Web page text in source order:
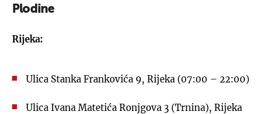
Plodine
Rijeka:
Ulica Stanka Frankovića 9, Rijeka (07:00 – 22:00)
Ulica Ivana Matetića Ronjgova 3 (Trnina), Rijeka